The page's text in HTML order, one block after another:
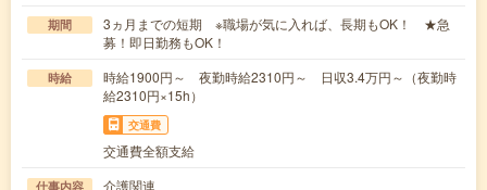
期間
3ヵ月までの短期 ※職場が気に入れば、長期もOK！ ★急
募！即日勤務もOK！
時給
時給1900円～ 夜勤時給2310円～ 日収3.4万円～（夜勤時
給2310円×15h）
交通費
交通費全額支給
仕事内容 介護関連